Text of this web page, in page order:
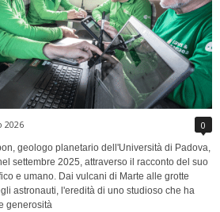
2026 0
geologo planetario dell'Università di Padova,
settembre 2025, attraverso il racconto del suo
e umano. Dai vulcani di Marte alle grotte
astronauti, l'eredità di uno studioso che ha
generosità